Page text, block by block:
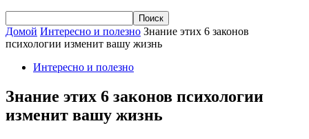
Домой Интересно и полезно Знание этих 6 законов
психологии изменит вашу жизнь
Интересно и полезно
Знание этих 6 законов психологии
изменит вашу жизнь